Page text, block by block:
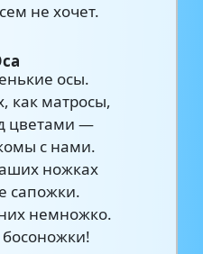
не хочет.
осы.
как матросы,
цветами —
с нами.
ножках
сапожки.
немножко.